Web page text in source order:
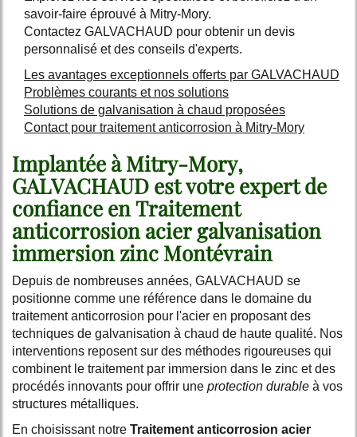
savoir-faire éprouvé à Mitry-Mory.
Contactez GALVACHAUD pour obtenir un devis
personnalisé et des conseils d'experts.
Les avantages exceptionnels offerts par GALVACHAUD
Problèmes courants et nos solutions
Solutions de galvanisation à chaud proposées
Contact pour traitement anticorrosion à Mitry-Mory
Implantée à Mitry-Mory,
GALVACHAUD est votre expert de
confiance enTraitement
anticorrosion acier galvanisation
immersion zinc Montévrain
Depuis de nombreuses années, GALVACHAUD se
positionne comme une référence dans le domaine du
traitement anticorrosion pour l'acier en proposant des
techniques de galvanisation à chaud de haute qualité. Nos
interventions reposent sur des méthodes rigoureuses qui
combinent le traitement par immersion dans le zinc et des
procédés innovants pour offrir une protection durable à vos
structures métalliques.
En choisissant notre Traitement anticorrosion acier